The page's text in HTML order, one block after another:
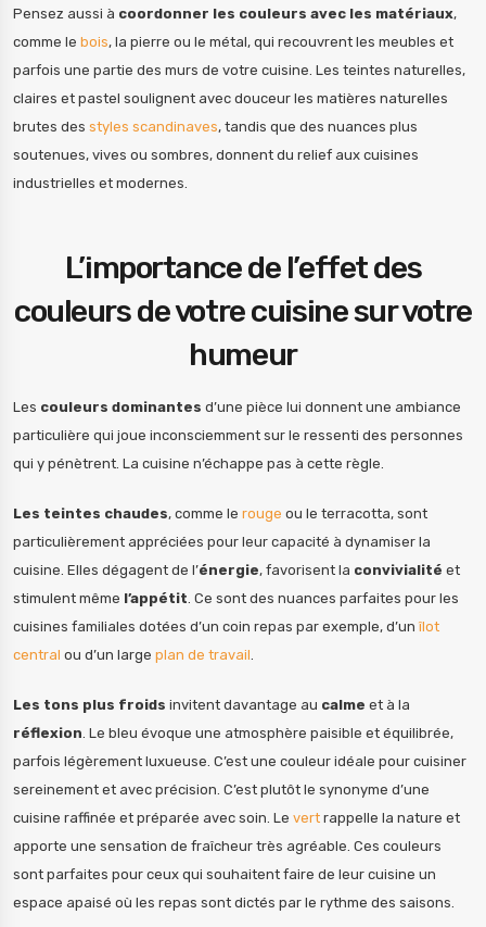
Pensez aussi à coordonner les couleurs avec les matériaux,
comme le bois, la pierre ou le métal, qui recouvrent les meubles et
parfois une partie des murs de votre cuisine. Les teintes naturelles,
claires et pastel soulignent avec douceur les matières naturelles
brutes des styles scandinaves, tandis que des nuances plus
soutenues, vives ou sombres, donnent du relief aux cuisines
industrielles et modernes.
L’importance de l’effet des
couleurs de votre cuisine sur votre
humeur
Les couleurs dominantes d’une pièce lui donnent une ambiance
particulière qui joue inconsciemment sur le ressenti des personnes
qui y pénètrent. La cuisine n’échappe pas à cette règle.
Les teintes chaudes, comme le rouge ou le terracotta, sont
particulièrement appréciées pour leur capacité à dynamiser la
cuisine. Elles dégagent de l’énergie, favorisent la convivialité et
stimulent même l’appétit. Ce sont des nuances parfaites pour les
cuisines familiales dotées d’un coin repas par exemple, d’unîlot
central ou d’un large plan de travail.
Les tons plus froids invitent davantage au calme et à la
réflexion. Le bleu évoque une atmosphère paisible et équilibrée,
parfois légèrement luxueuse. C’est une couleur idéale pour cuisiner
sereinement et avec précision. C’est plutôt le synonyme d’une
cuisine raffinée et préparée avec soin. Le vert rappelle la nature et
apporte une sensation de fraîcheur très agréable. Ces couleurs
sont parfaites pour ceux qui souhaitent faire de leur cuisine un
espace apaisé où les repas sont dictés par le rythme des saisons.